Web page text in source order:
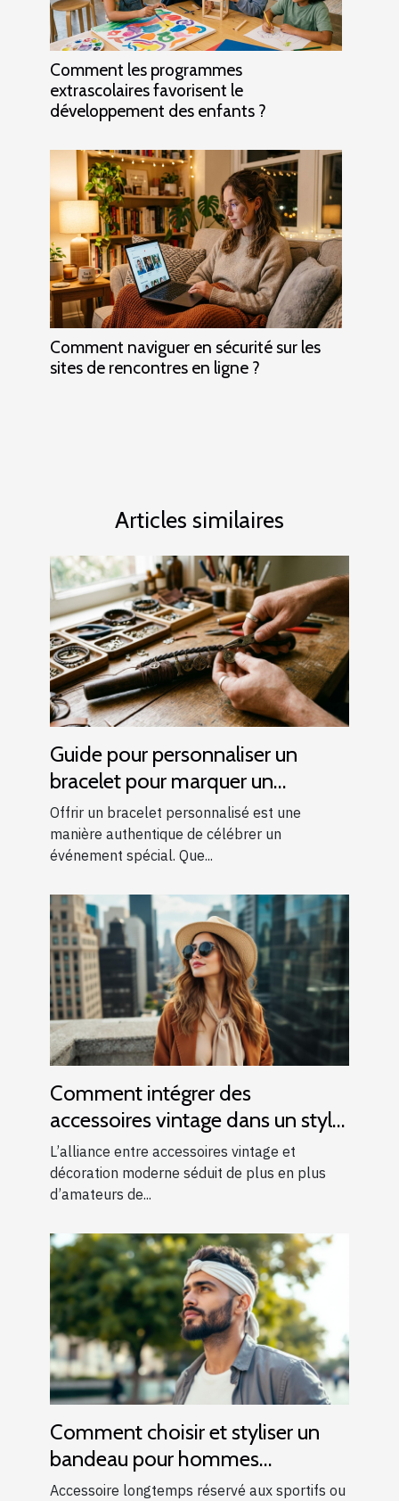
Comment les programmes
extrascolaires favorisent le
développement des enfants ?
Comment naviguer en sécurité sur les
sites de rencontres en ligne ?
Articles similaires
Guide pour personnaliser un
bracelet pour marquer un
événement spécial
Offrir un bracelet personnalisé est une
manière authentique de célébrer un
événement spécial. Que...
Comment intégrer des
accessoires vintage dans un style
moderne ?
L’alliance entre accessoires vintage et
décoration moderne séduit de plus en plus
d’amateurs de...
Comment choisir et styliser un
bandeau pour hommes
modernes ?
Accessoire longtemps réservé aux sportifs ou